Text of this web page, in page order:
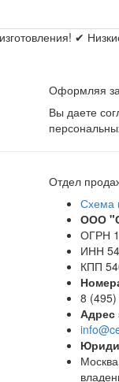
✔
Оформляя
Вы даете
Отдел
Схема
ООО
ОГРН
ИНН
КПП
8
Адрес